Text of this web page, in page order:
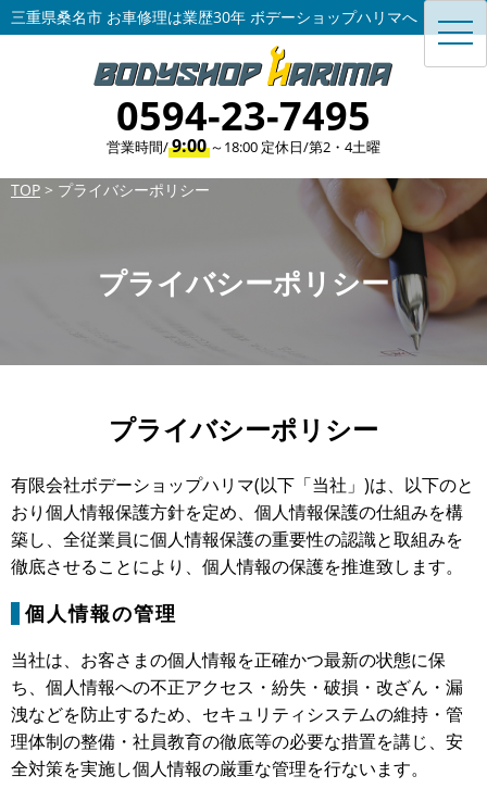
三重県桑名市 お車修理は業歴30年 ボデーショップハリマへ
0594-23-7495
営業時間/9:00～18:00 定休日/第2・4土曜
TOP > プライバシーポリシー
プライバシーポリシー
プライバシーポリシー
有限会社ボデーショップハリマ(以下「当社」)は、以下のと
おり個人情報保護方針を定め、個人情報保護の仕組みを構
築し、全従業員に個人情報保護の重要性の認識と取組みを
徹底させることにより、個人情報の保護を推進致します。
個人情報の管理
当社は、お客さまの個人情報を正確かつ最新の状態に保
ち、個人情報への不正アクセス・紛失・破損・改ざん・漏
洩などを防止するため、セキュリティシステムの維持・管
理体制の整備・社員教育の徹底等の必要な措置を講じ、安
全対策を実施し個人情報の厳重な管理を行ないます。